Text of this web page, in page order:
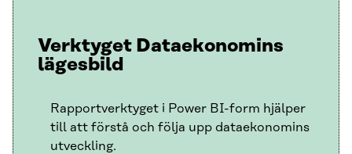
Verktyget Dataekonomins
lägesbild
Rapportverktyget i Power BI-form hjälper
till att förstå och följa upp dataekonomins
utveckling.